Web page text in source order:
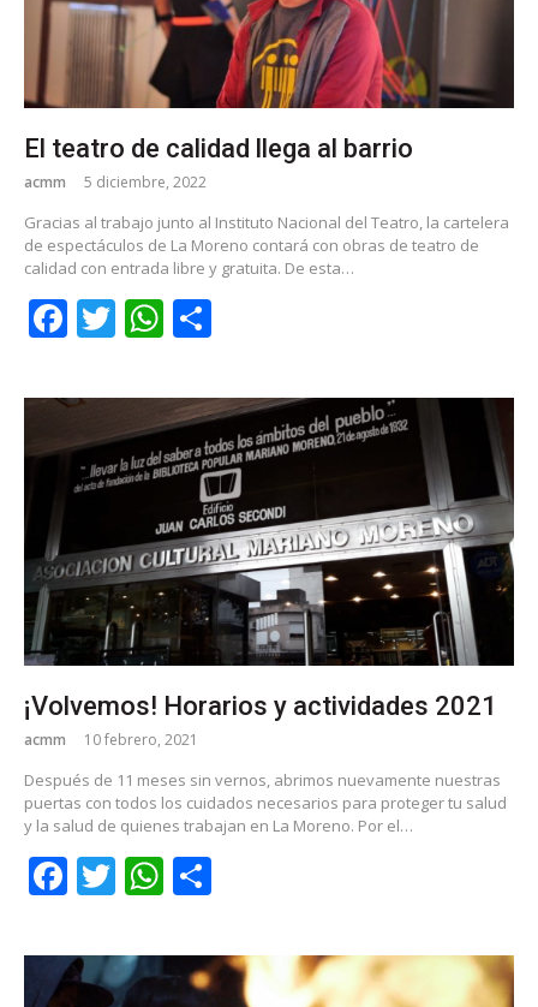
El teatro de calidad llega al barrio
acmm 5 diciembre, 2022
Gracias al trabajo junto al Instituto Nacional del Teatro, la cartelera
de espectáculos de La Moreno contará con obras de teatro de
calidad con entrada libre y gratuita. De esta…
Facebook
TwitterWhatsApp
¡Volvemos! Horarios y actividades 2021
acmm 10 febrero, 2021
Después de 11 meses sin vernos, abrimos nuevamente nuestras
puertas con todos los cuidados necesarios para proteger tu salud
y la salud de quienes trabajan en La Moreno. Por el…
Facebook
TwitterWhatsApp